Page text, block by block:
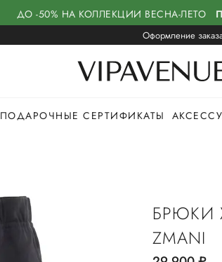
ДО -50% НА КОЛЛЕКЦИИ ВЕСНА-ЛЕТО
Оформление
ПОДАРОЧНЫЕ СЕРТИФИКАТЫ
БРЮКИ
ZMANI